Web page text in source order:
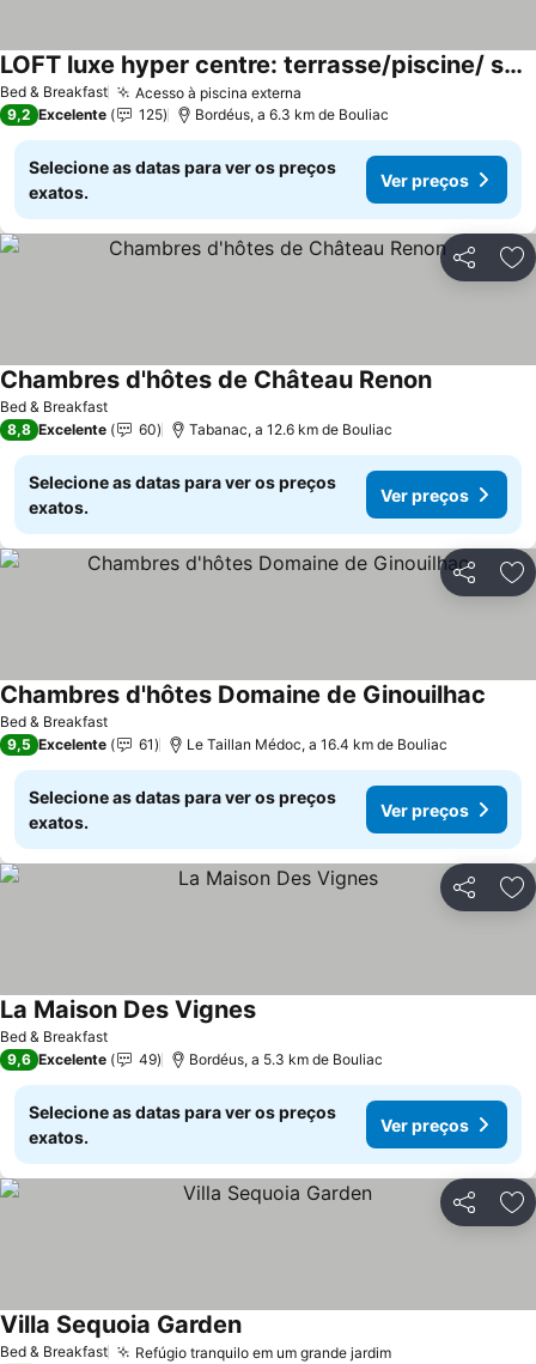
Bed & Breakfast Acesso à piscina externa
LOFT luxe hyper centre: terrasse/piscine/ salle de sport
9,2 Excelente 125 Bordéus, a 6.3 km de Bouliac
Selecione as datas para ver os preços
exatos.
Ver preços
Partilhar
Bed & Breakfast
Chambres d'hôtes de Château Renon
8,8 Excelente 60 Tabanac, a 12.6 km de Bouliac
Selecione as datas para ver os preços
exatos.
Ver preços
Partilhar
Bed & Breakfast
Chambres d'hôtes Domaine de Ginouilhac
9,5 Excelente 61 Le Taillan Médoc, a 16.4 km de Bouliac
Selecione as datas para ver os preços
exatos.
Ver preços
Partilhar
Bed & Breakfast
La Maison Des Vignes
9,6 Excelente 49 Bordéus, a 5.3 km de Bouliac
Selecione as datas para ver os preços
exatos.
Ver preços
Partilhar
Bed & Breakfast Refúgio tranquilo em um grande jardim
Villa Sequoia Garden